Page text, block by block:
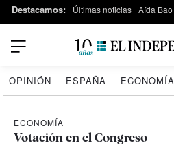
Destacamos: Últimas noticias Aída Bao
OPINIÓN ESPAÑA ECONOMÍA
ECONOMÍA
Votación en el Congreso